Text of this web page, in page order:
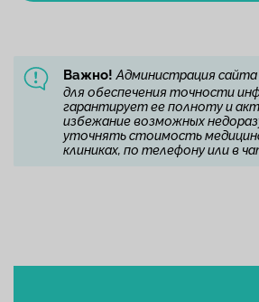
Важно! Администрация сайта
для обеспечения точности
гарантирует ее полноту и
избежание возможных
уточнять стоимость
клиниках, по телефону или в